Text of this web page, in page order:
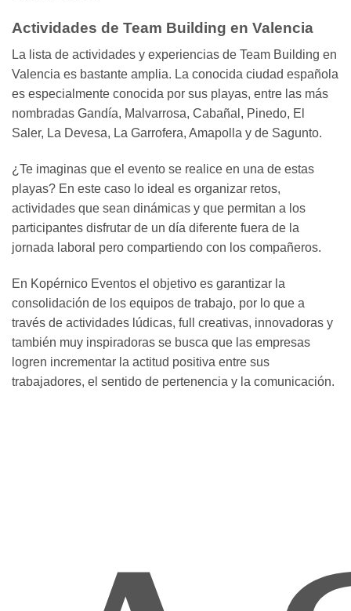
Actividades de Team Building en Valencia
La lista de actividades y experiencias de Team Building en
Valencia es bastante amplia. La conocida ciudad española
es especialmente conocida por sus playas, entre las más
nombradas Gandía, Malvarrosa, Cabañal, Pinedo, El
Saler, La Devesa, La Garrofera, Amapolla y de Sagunto.
¿Te imaginas que el evento se realice en una de estas
playas? En este caso lo ideal es organizar retos,
actividades que sean dinámicas y que permitan a los
participantes disfrutar de un día diferente fuera de la
jornada laboral pero compartiendo con los compañeros.
En Kopérnico Eventos el objetivo es garantizar la
consolidación de los equipos de trabajo, por lo que a
través de actividades lúdicas, full creativas, innovadoras y
también muy inspiradoras se busca que las empresas
logren incrementar la actitud positiva entre sus
trabajadores, el sentido de pertenencia y la comunicación.